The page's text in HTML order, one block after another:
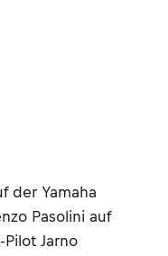
der Yamaha
Pasolini auf
Jarno